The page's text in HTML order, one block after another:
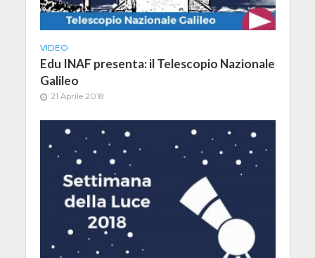
VIDEO
Edu INAF presenta: il Telescopio Nazionale
Galileo
21 Aprile 2018